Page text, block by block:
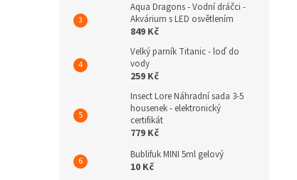
Aqua Dragons - Vodní dráčci -
Akvárium s LED osvětlením
849 Kč
Velký parník Titanic - loď do
vody
259 Kč
Insect Lore Náhradní sada 3-5
housenek - elektronický
certifikát
779 Kč
Bublifuk MINI 5ml gelový
10 Kč